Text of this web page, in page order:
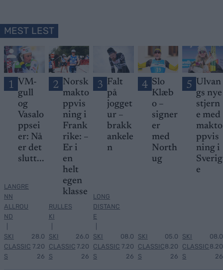
MEST LEST
1 VM-
gull
og
Vasalo
ppsei
er: Nå
er det
slutt...
LANGRE
NN
ALLROU
ND
SKI
CLASSIC
S
28.0
7.20
26
2 Norsk
makto
ppvis
ning i
Frank
rike: –
Er i
en
helt
egen
klasse
RULLES
KI
SKI
CLASSIC
S
26.0
7.20
26
3 Falt
på
jogget
ur –
brakk
ankele
n
LONG
DISTANC
E
SKI
CLASSIC
S
08.0
7.20
26
4 Slo
Klæb
o –
signer
er
med
North
ug
SKI
CLASSIC
S
05.0
8.20
26
5
Ulvan
gs nye
stjern
e med
makto
ppvis
ning i
Sverig
e
SKI
CLASSIC
S
08.0
8.20
26